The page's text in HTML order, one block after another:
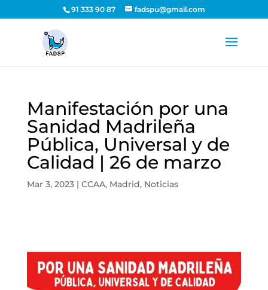
91 333 90 87 fadspu@gmail.com
Manifestación por una
Sanidad Madrileña
Pública, Universal y de
Calidad | 26 de marzo
Mar 3, 2023| CCAA, Madrid, Noticias